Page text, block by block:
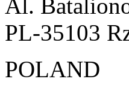
Al.
PL-35103
POLAND